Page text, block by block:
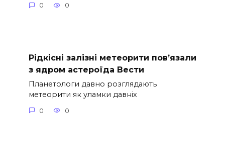
0 0
Рідкісні залізні метеорити пов’язали
з ядром астероїда Вести
Планетологи давно розглядають
метеорити як уламки давніх
0 0